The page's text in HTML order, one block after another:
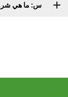
س: ما هي